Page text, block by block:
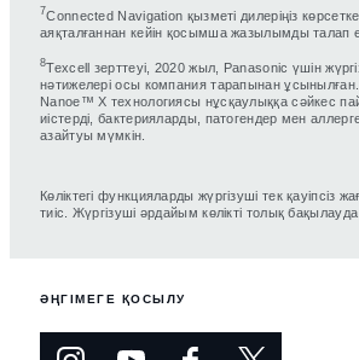
7Connected Navigation қызметі дилеріңіз
аяқталғаннан кейін қосымша жазылымды талап
8Texcell зерттеуі, 2020 жыл, Panasonic үшін
нәтижелері осы компания тарапынан ұсынылған.
Nanoe™ X технологиясы нұсқаулыққа сәйкес
иістерді, бактерияларды, патогендер мен
азайтуы мүмкін.
Көліктегі функцияларды жүргізуші тек қауіпсіз
тиіс. Жүргізуші әрдайым көлікті толық
ӘҢГІМЕГЕ ҚОСЫЛУ